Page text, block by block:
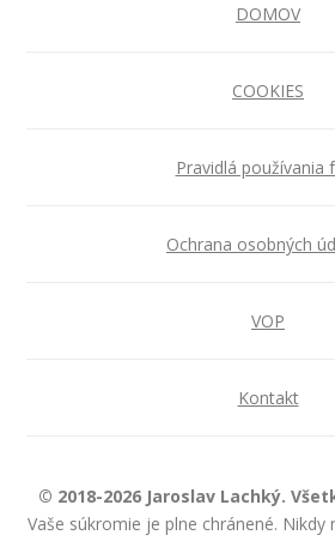
DOMOV
COOKIES
Pravidlá používania
Ochrana osobných
VOP
Kontakt
© 2018-2026 Jaroslav Lachký.
Vaše súkromie je plne chránené.